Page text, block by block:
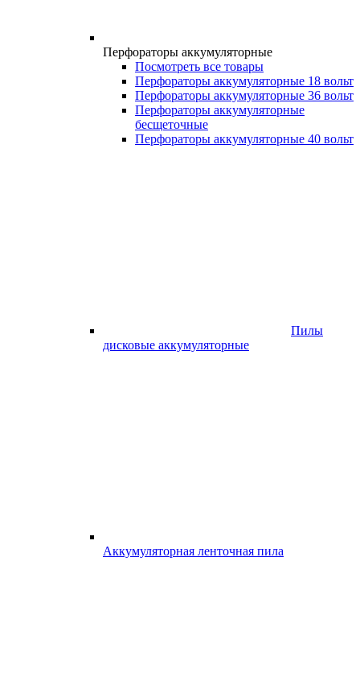
Перфораторы аккумуляторные
Посмотреть все товары
Перфораторы аккумуляторные 18 вольт
Перфораторы аккумуляторные 36 вольт
Перфораторы аккумуляторные
бесщеточные
Перфораторы аккумуляторные 40 вольт
Пилы
дисковые аккумуляторные
Аккумуляторная ленточная пила